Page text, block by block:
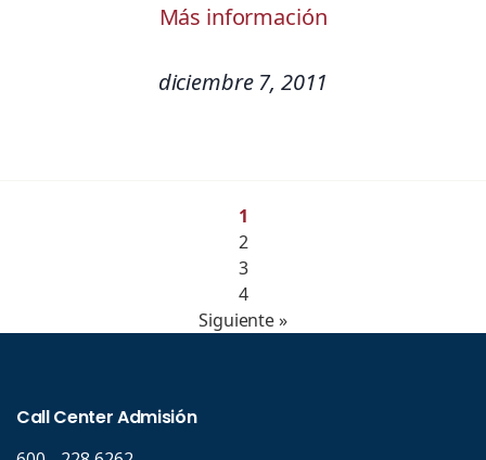
Más información
diciembre 7, 2011
1
2
3
4
Siguiente »